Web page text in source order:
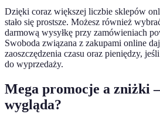
Dzięki coraz większej liczbie sklepów
stało się prostsze. Możesz również
darmową wysyłkę przy zamówieniach
Swoboda związana z zakupami online
zaoszczędzenia czasu oraz pieniędzy,
do wyprzedaży.
Mega promocje a zniżki
wygląda?